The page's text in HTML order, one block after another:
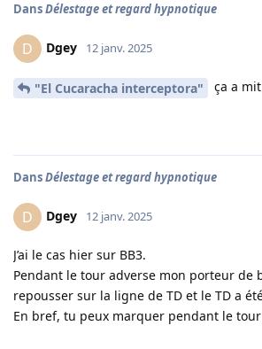
DansDélestage et regard hypnotique
D Dgey 12 janv. 2025
"El Cucaracha interceptora" ça a
DansDélestage et regard hypnotique
D Dgey 12 janv. 2025
J’ai le cas hier sur BB3.
Pendant le tour adverse mon porteur de
repousser sur la ligne de TD et le TD a
En bref, tu peux marquer pendant le